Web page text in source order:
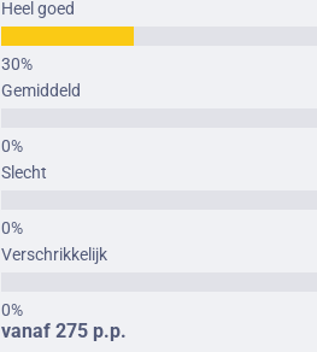
Heel goed
Gemiddeld
Slecht
Verschrikkelijk
vanaf 275 p.p.